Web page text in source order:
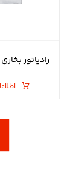
رادیاتور